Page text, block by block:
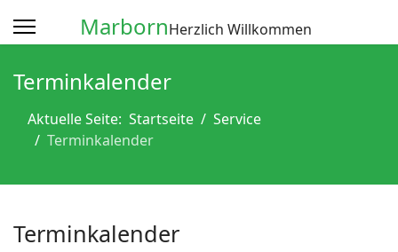
MarbornHerzlich Willkommen
Terminkalender
Aktuelle Seite: Startseite
Service
Terminkalender
Terminkalender